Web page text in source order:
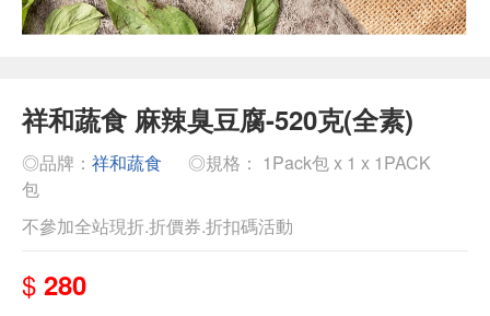
祥和蔬食 麻辣臭豆腐-520克(全素)
◎品牌： 祥和蔬食
◎規格： 1Pack包 x 1 x 1PACK
包
不參加全站現折.折價券.折扣碼活動
$ 280